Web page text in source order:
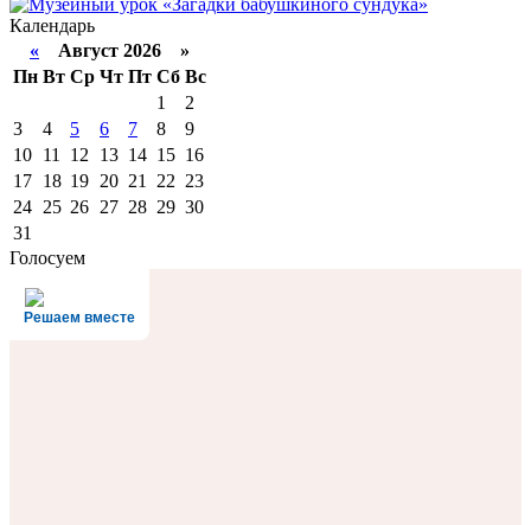
Календарь
« Август 2026 »
Пн Вт Ср Чт Пт Сб Вс
1
2
3
4 5 6 7 8
9
10 11 12 13 14 15 16
17 18 19 20 21 22 23
24 25 26 27 28 29 30
31
Голосуем
Решаем вместе